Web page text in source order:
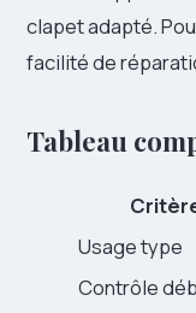
clapet adapté.
facilité de
Tableau
Usage type
Contrôle